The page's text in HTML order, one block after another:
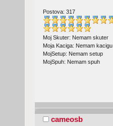
Postova: 317
Moj Skuter: Nemam skuter
Moja Kaciga: Nemam kacigu
MojSetup: Nemam setup
MojSpuh: Nemam spuh
cameosb